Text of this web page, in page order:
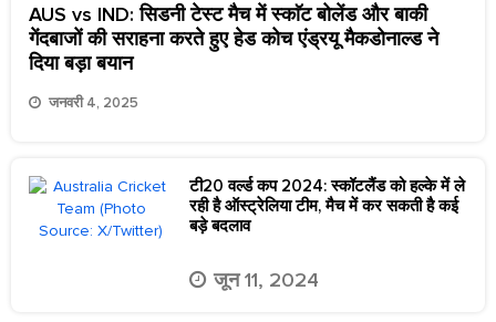
AUS vs IND: सिडनी टेस्ट मैच में स्काॅट बोलेंड और बाकी
गेंदबाजों की सराहना करते हुए हेड कोच एंड्रयू मैकडोनाल्ड ने
दिया बड़ा बयान
जनवरी 4, 2025
टी20 वर्ल्ड कप 2024: स्कॉटलैंड को हल्के में ले
रही है ऑस्ट्रेलिया टीम, मैच में कर सकती है कई
बड़े बदलाव
जून 11, 2024